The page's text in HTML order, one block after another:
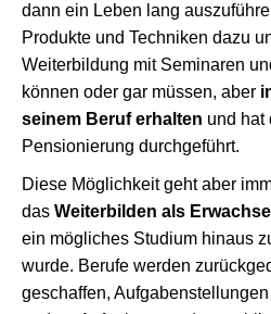
dann ein Leben lang
Produkte und Techniken dazu
Weiterbildung mit Seminaren
können oder gar müssen, aber
seinem Beruf erhalten und hat
Pensionierung durchgeführt.
Diese Möglichkeit geht aber
das Weiterbilden als
ein mögliches Studium hinaus
wurde. Berufe werden
geschaffen,